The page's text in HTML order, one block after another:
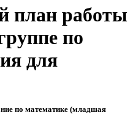
план работы
по
для
по математике (младшая